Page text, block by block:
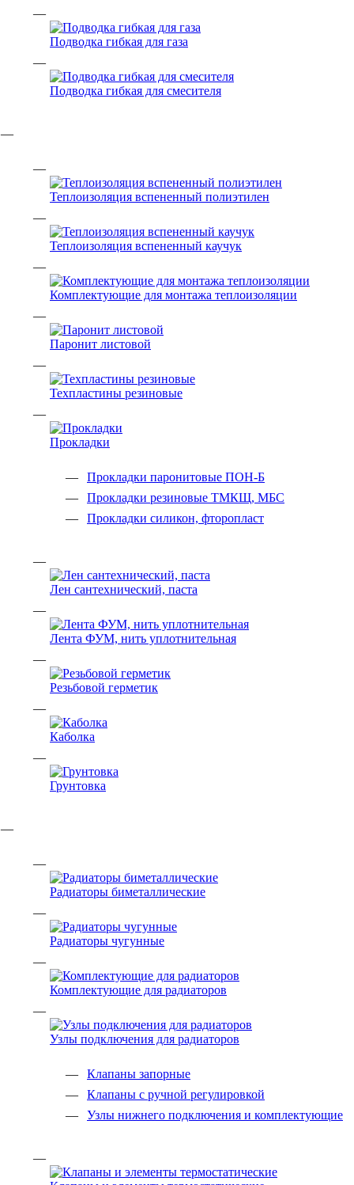
Подводка гибкая для газа
Подводка гибкая для смесителя
Теплоизоляция вспененный полиэтилен
Теплоизоляция вспененный каучук
Комплектующие для монтажа теплоизоляции
Паронит листовой
Техпластины резиновые
Прокладки
Прокладки паронитовые ПОН-Б
Прокладки резиновые ТМКЩ, МБС
Прокладки силикон, фторопласт
Лен сантехнический, паста
Лента ФУМ, нить уплотнительная
Резьбовой герметик
Каболка
Грунтовка
Радиаторы биметаллические
Радиаторы чугунные
Комплектующие для радиаторов
Узлы подключения для радиаторов
Клапаны запорные
Клапаны с ручной регулировкой
Узлы нижнего подключения и комплектующие